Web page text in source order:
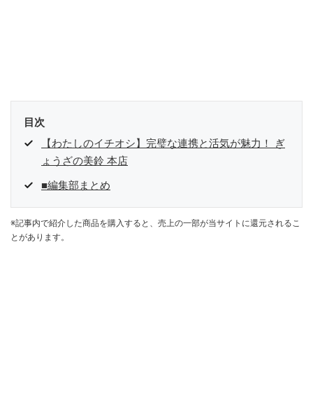
目次
【わたしのイチオシ】完璧な連携と活気が魅力！ ぎ
ょうざの美鈴 本店
■編集部まとめ
※記事内で紹介した商品を購入すると、売上の一部が当サイトに還元されるこ
とがあります。